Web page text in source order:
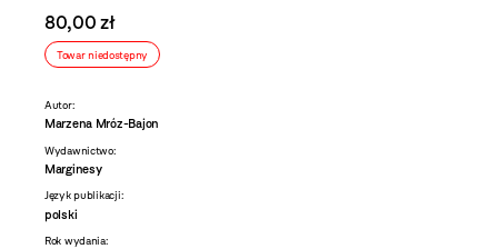
80,00 zł
Towar niedostępny
Autor:
Marzena Mróz-Bajon
Wydawnictwo:
Marginesy
Język publikacji:
polski
Rok wydania: